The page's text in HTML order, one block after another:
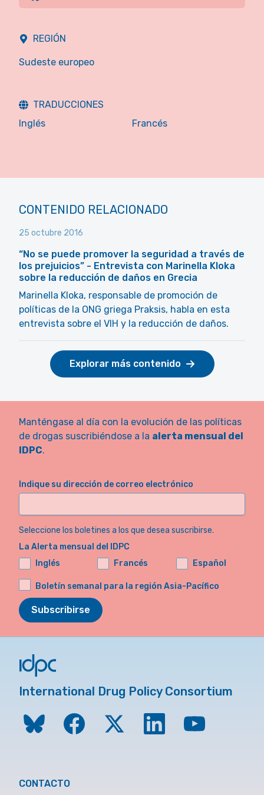
REGIÓN
Sudeste europeo
TRADUCCIONES
Inglés
Francés
CONTENIDO RELACIONADO
25 octubre 2016
“No se puede promover la seguridad a través de
los prejuicios” - Entrevista con Marinella Kloka
sobre la reducción de daños en Grecia
Marinella Kloka, responsable de promoción de
políticas de la ONG griega Praksis, habla en esta
entrevista sobre el VIH y la reducción de daños.
Explorar más contenido
Manténgase al día con la evolución de las políticas
de drogas suscribiéndose a la alerta mensual del
IDPC.
Indique su dirección de correo electrónico
Seleccione los boletines a los que desea suscribirse.
La Alerta mensual del IDPC
Inglés
Francés Español
Boletín semanal para la región Asia-Pacífico
Subscribirse
International Drug Policy Consortium
CONTACTO